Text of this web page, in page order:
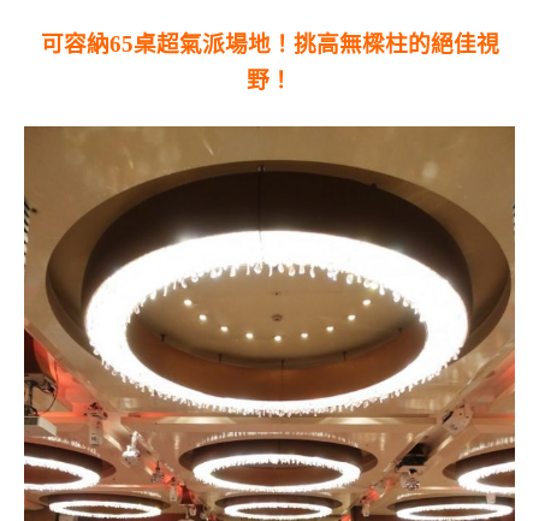
可容納65桌超氣派場地！挑高無樑柱的絕佳視
野！